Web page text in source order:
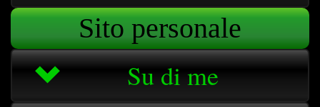
Sito personale
Su di me